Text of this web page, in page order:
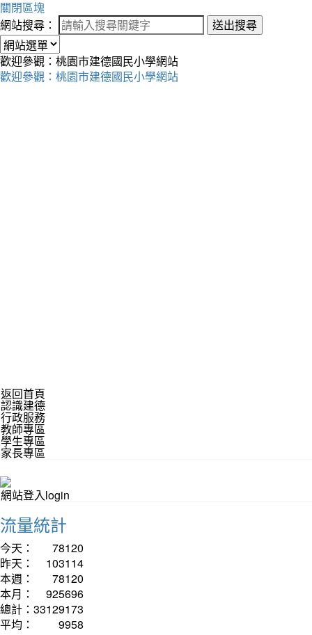
關閉區塊
網站搜尋：
送出搜尋
歡迎參觀：桃園市建德國民小學網站
歡迎參觀：桃園市建德國民小學網站
返回首頁
認識建德
行政服務
教師專區
學生專區
家長專區
網站登入login
流量統計
今天：
78120
昨天：
103114
本週：
78120
本月：
925696
總計： 33129173
平均：
9958